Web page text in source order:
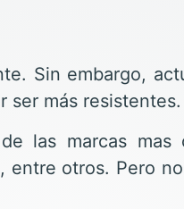
Sin embargo,
ser más resistentes.
las marcas mas
entre otros. Pero